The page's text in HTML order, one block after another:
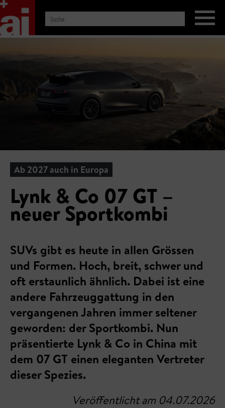
Ab 2027 auch in Europa
Lynk & Co 07 GT –
neuer Sportkombi
SUVs gibt es heute in allen Grössen
und Formen. Hoch, breit, schwer und
oft erstaunlich ähnlich. Dabei ist eine
andere Fahrzeuggattung in den
vergangenen Jahren immer seltener
geworden: der Sportkombi. Nun
präsentierte Lynk & Co in China mit
dem 07 GT einen eleganten Vertreter
dieser Spezies.
Veröffentlicht am 04.07.2026